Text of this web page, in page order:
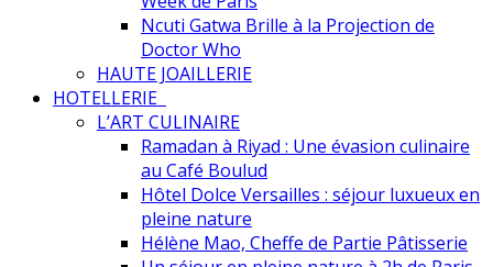
Ncuti Gatwa Brille à la Projection de
Doctor Who
HAUTE JOAILLERIE
HOTELLERIE
L’ART CULINAIRE
Ramadan à Riyad : Une évasion culinaire
au Café Boulud
Hôtel Dolce Versailles : séjour luxueux en
pleine nature
Hélène Mao, Cheffe de Partie Pâtisserie